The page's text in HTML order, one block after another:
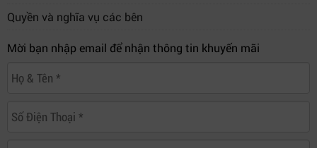
Quyền và nghĩa vụ các bên
Mời bạn nhập email để nhận thông tin khuyến mãi